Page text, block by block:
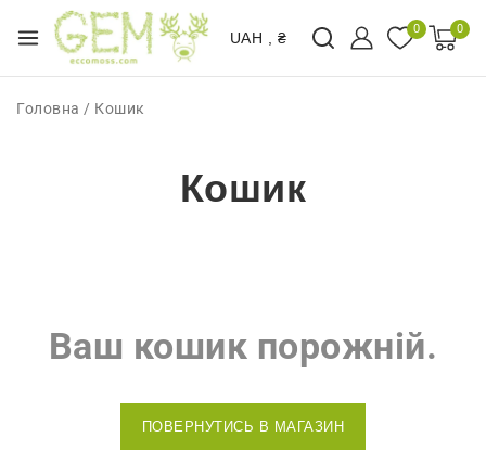
UAH , ₴
0 0
Головна / Кошик
Кошик
Ваш кошик порожній.
ПОВЕРНУТИСЬ В МАГАЗИН